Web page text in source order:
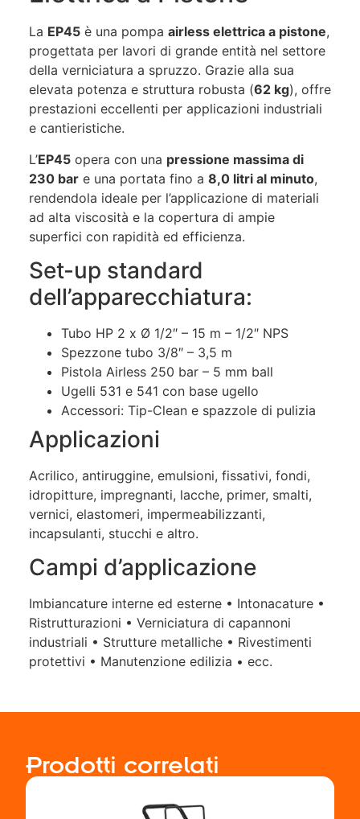
La EP45 è una pompa airless elettrica a pistone,
progettata per lavori di grande entità nel settore
della verniciatura a spruzzo. Grazie alla sua
elevata potenza e struttura robusta (62 kg), offre
prestazioni eccellenti per applicazioni industriali
e cantieristiche.
L’EP45 opera con una pressione massima di
230 bar e una portata fino a 8,0 litri al minuto,
rendendola ideale per l’applicazione di materiali
ad alta viscosità e la copertura di ampie
superfici con rapidità ed efficienza.
Set-up standard
dell’apparecchiatura:
Tubo HP 2 x Ø 1/2″ – 15 m – 1/2″ NPS
Spezzone tubo 3/8″ – 3,5 m
Pistola Airless 250 bar – 5 mm ball
Ugelli 531 e 541 con base ugello
Accessori: Tip-Clean e spazzole di pulizia
Applicazioni
Acrilico, antiruggine, emulsioni, fissativi, fondi,
idropitture, impregnanti, lacche, primer, smalti,
vernici, elastomeri, impermeabilizzanti,
incapsulanti, stucchi e altro.
Campi d’applicazione
Imbiancature interne ed esterne • Intonacature •
Ristrutturazioni • Verniciatura di capannoni
industriali • Strutture metalliche • Rivestimenti
protettivi • Manutenzione edilizia • ecc.
Prodotti correlati